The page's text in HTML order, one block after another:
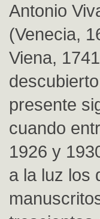
Antonio
(Venecia,
Viena,
presente
cuando
1926 y
a la luz los